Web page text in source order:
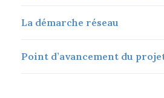
La démarche réseau
Point d’avancement du